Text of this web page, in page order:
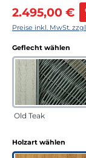
Verkaufspreis:
2.495,00 €
Preise inkl. MwSt.
Geflecht wählen
Old Teak
Holzart wählen